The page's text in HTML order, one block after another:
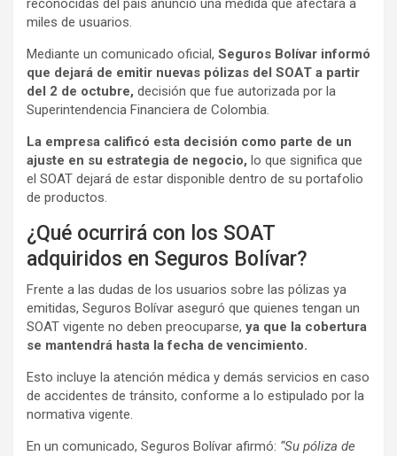
reconocidas del país anunció una medida que afectará a
miles de usuarios.
Mediante un comunicado oficial, Seguros Bolívar informó
que dejará de emitir nuevas pólizas del SOAT a partir
del 2 de octubre, decisión que fue autorizada por la
Superintendencia Financiera de Colombia.
La empresa calificó esta decisión como parte de un
ajuste en su estrategia de negocio, lo que significa que
el SOAT dejará de estar disponible dentro de su portafolio
de productos.
¿Qué ocurrirá con los SOAT
adquiridos en Seguros Bolívar?
Frente a las dudas de los usuarios sobre las pólizas ya
emitidas, Seguros Bolívar aseguró que quienes tengan un
SOAT vigente no deben preocuparse, ya que la cobertura
se mantendrá hasta la fecha de vencimiento.
Esto incluye la atención médica y demás servicios en caso
de accidentes de tránsito, conforme a lo estipulado por la
normativa vigente.
En un comunicado, Seguros Bolívar afirmó: “Su póliza de